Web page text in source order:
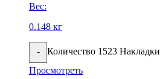
Вес:
0.148 кг
- Количество 1523 Накладки
Просмотреть